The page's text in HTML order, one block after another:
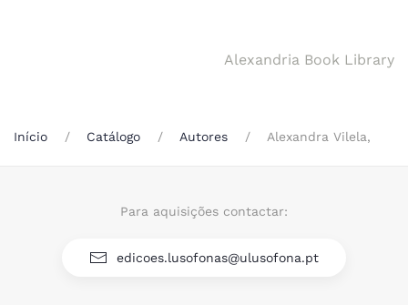
Alexandria Book Library
Início Catálogo Autores Alexandra Vilela,
Para aquisições contactar:
edicoes.lusofonas@ulusofona.pt